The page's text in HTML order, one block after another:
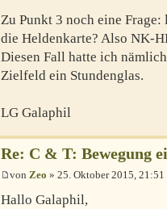
Zu Punkt 3 noch eine
die Heldenkarte? Also NK-
Diesen Fall hatte ich
Zielfeld ein Stundenglas.
LG Galaphil
Re: C & T: Bewegung
von Zeo » 25. Oktober 2015, 21:51
Hallo Galaphil,